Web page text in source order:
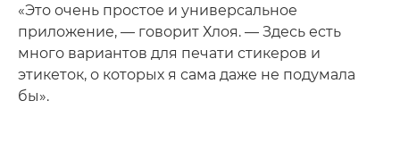
«Это очень простое и универсальное
приложение, — говорит Хлоя. — Здесь есть
много вариантов для печати стикеров и
этикеток, о которых я сама даже не подумала
бы».